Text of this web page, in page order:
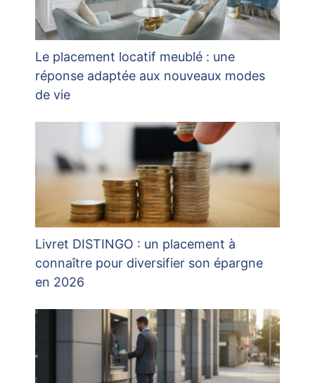
Le placement locatif meublé : une
réponse adaptée aux nouveaux modes
de vie
Livret DISTINGO : un placement à
connaître pour diversifier son épargne
en 2026